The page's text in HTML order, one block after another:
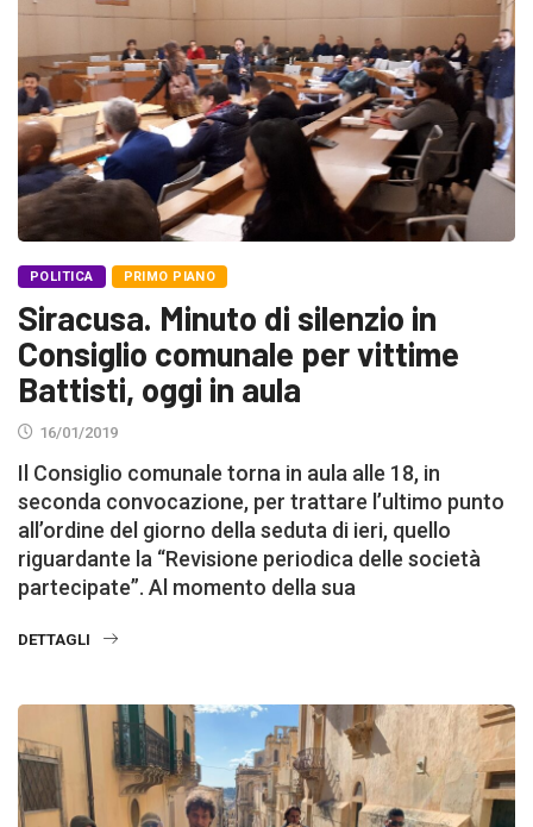
POLITICA PRIMO PIANO
Siracusa. Minuto di silenzio in
Consiglio comunale per vittime
Battisti, oggi in aula
16/01/2019
Il Consiglio comunale torna in aula alle 18, in
seconda convocazione, per trattare l’ultimo punto
all’ordine del giorno della seduta di ieri, quello
riguardante la “Revisione periodica delle società
partecipate”. Al momento della sua
DETTAGLI